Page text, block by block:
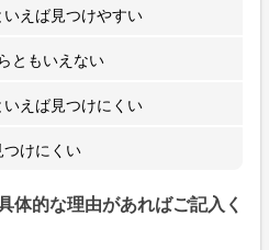
えば見つけやすい
ともいえない
えば見つけにくい
つけにくい
体的な理由があればご記入く